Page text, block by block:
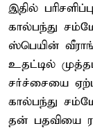
இதில்
கால்பந்து
ஸ்பெயின்
உதட்டில்
சர்ச்சையை
கால்பந்து
தன் பதவியை